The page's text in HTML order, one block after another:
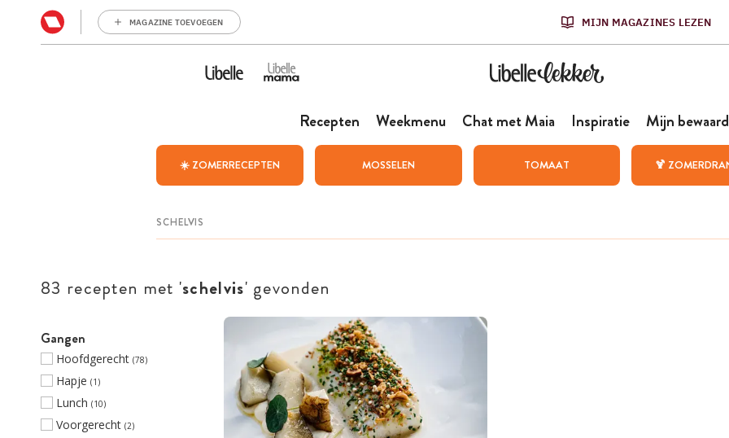
MAGAZINE TOEVOEGEN MIJN MAGAZINES LEZEN
Recepten Weekmenu Chat met Maia Inspiratie Mijn
☀️ ZOMERRECEPTEN MOSSELEN TOMAAT 🍹
83 recepten met 'schelvis' gevonden
Gangen
Hoofdgerecht (78)
Hapje (1)
Lunch (10)
Voorgerecht (2)